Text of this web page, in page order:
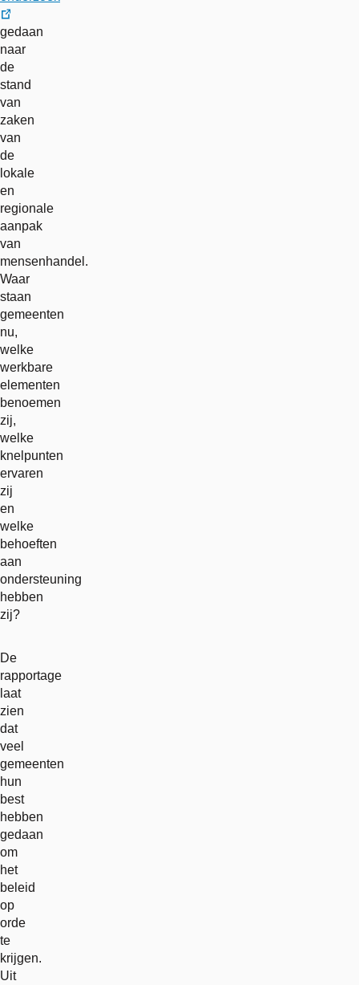
externe
link
gedaan
naar
de
stand
van
zaken
van
de
lokale
en
regionale
aanpak
van
mensenhandel.
Waar
staan
gemeenten
nu,
welke
werkbare
elementen
benoemen
zij,
welke
knelpunten
ervaren
zij
en
welke
behoeften
aan
ondersteuning
hebben
zij?
De
rapportage
laat
zien
dat
veel
gemeenten
hun
best
hebben
gedaan
om
het
beleid
op
orde
te
krijgen.
Uit